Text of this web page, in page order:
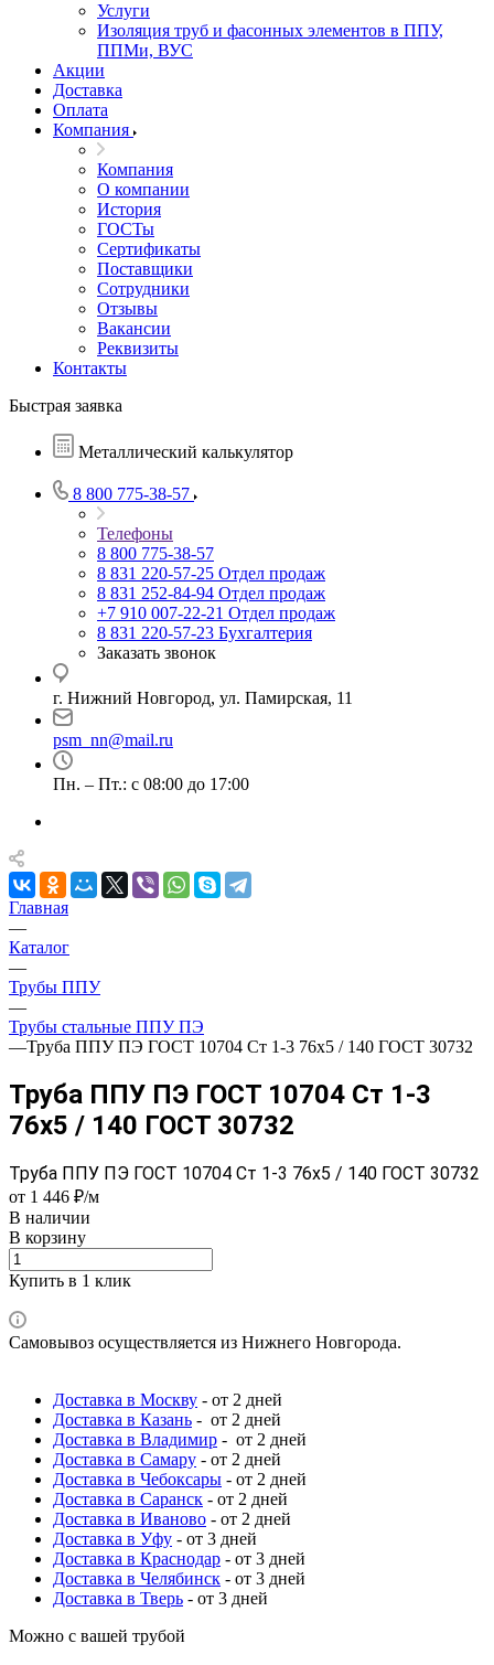
Услуги
Изоляция труб и фасонных элементов в ППУ,
ППМи, ВУС
Акции
Доставка
Оплата
Компания
Компания
О компании
История
ГОСТы
Сертификаты
Поставщики
Сотрудники
Отзывы
Вакансии
Реквизиты
Контакты
Быстрая заявка
Металлический калькулятор
8 800 775-38-57
Телефоны
8 800 775-38-57
8 831 220-57-25 Отдел продаж
8 831 252-84-94 Отдел продаж
+7 910 007-22-21 Отдел продаж
8 831 220-57-23 Бухгалтерия
Заказать звонок
г. Нижний Новгород, ул. Памирская, 11
psm_nn@mail.ru
Пн. – Пт.: с 08:00 до 17:00
Главная
—
Каталог
—
Трубы ППУ
—
Трубы стальные ППУ ПЭ
—Труба ППУ ПЭ ГОСТ 10704 Ст 1-3 76x5 / 140 ГОСТ 30732
Труба ППУ ПЭ ГОСТ 10704 Ст 1-3
76x5 / 140 ГОСТ 30732
Труба ППУ ПЭ ГОСТ 10704 Ст 1-3 76x5 / 140 ГОСТ 30732
от 1 446 ₽/м
В наличии
В корзину
Купить в 1 клик
Самовывоз осуществляется из Нижнего Новгорода.
Доставка в Москву - от 2 дней
Доставка в Казань - от 2 дней
Доставка в Владимир - от 2 дней
Доставка в Самару - от 2 дней
Доставка в Чебоксары - от 2 дней
Доставка в Саранск - от 2 дней
Доставка в Иваново - от 2 дней
Доставка в Уфу - от 3 дней
Доставка в Краснодар - от 3 дней
Доставка в Челябинск - от 3 дней
Доставка в Тверь - от 3 дней
Можно с вашей трубой